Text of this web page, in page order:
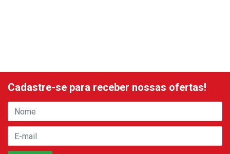
Cadastre-se para receber nossas ofertas!